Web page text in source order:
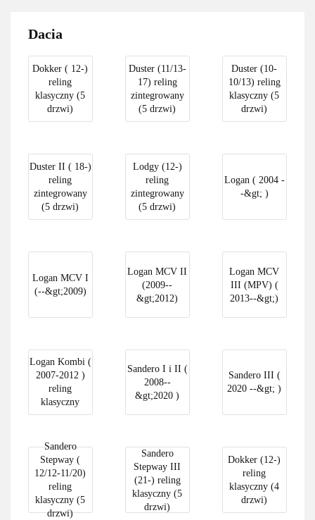
Dacia
Dokker ( 12-)
reling
klasyczny (5
drzwi)
Duster (11/13-
17) reling
zintegrowany
(5 drzwi)
Duster (10-
10/13) reling
klasyczny (5
drzwi)
Duster II ( 18-)
reling
zintegrowany
(5 drzwi)
Lodgy (12-)
reling
zintegrowany
(5 drzwi)
Logan ( 2004 -
-&gt; )
Logan MCV I
(--&gt;2009)
Logan MCV II
(2009--
&gt;2012)
Logan MCV
III (MPV) (
2013--&gt;)
Logan Kombi (
2007-2012 )
reling
klasyczny
Sandero I i II (
2008--
&gt;2020 )
Sandero III (
2020 --&gt; )
Sandero
Stepway (
12/12-11/20)
reling
klasyczny (5
drzwi)
Sandero
Stepway III
(21-) reling
klasyczny (5
drzwi)
Dokker (12-)
reling
klasyczny (4
drzwi)